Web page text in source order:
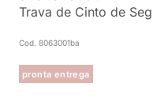
Trava de Cinto de
Cod. 8063001ba
pronta entrega